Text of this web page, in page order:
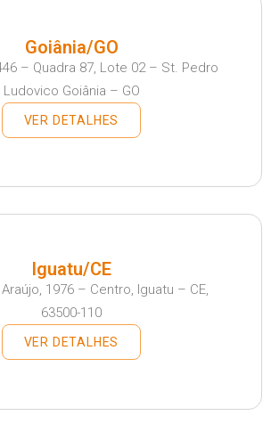
Goiânia/GO
– Quadra 87, Lote 02 – St. Pedro
Ludovico Goiânia – GO
VER DETALHES
Iguatu/CE
1976 – Centro, Iguatu – CE,
63500-110
VER DETALHES